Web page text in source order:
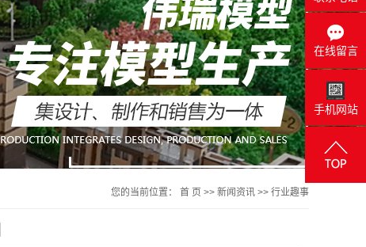
您的当前位置： 首 页 >> 新闻资讯 >> 行业趣事
在线留言
手机网站